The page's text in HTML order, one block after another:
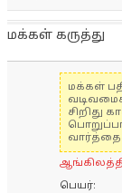
மக்கள் கருத்து
மக்கள்
சிறிது
பெயர்: